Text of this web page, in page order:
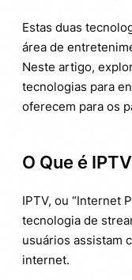
Estas duas
área de
Neste artigo,
tecnologias para
oferecem para os
O Que é
IPTV, ou “Internet
tecnologia de
usuários assistam
internet.